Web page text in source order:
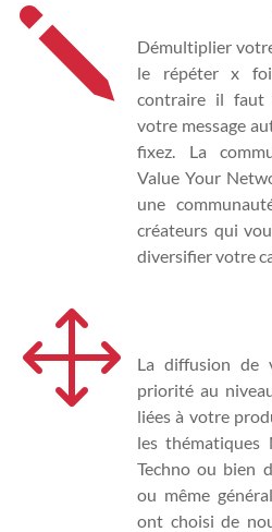
j
Démultiplier
le répéter x
contraire il faut
votre message
fixez. La
Value Your
une
créateurs qui
diversifier votre
1
La diffusion de
priorité au
liées à votre
les thématiques
Techno ou bien
ou même
ont choisi de